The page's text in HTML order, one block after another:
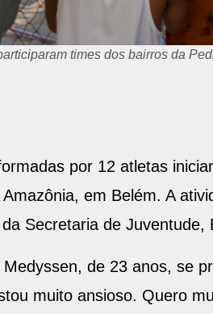
times dos bairros da
por 12 atletas
em Belém. A
Secretaria de Juventude,
Medyssen, de 23 anos, se
muito ansioso. Quero